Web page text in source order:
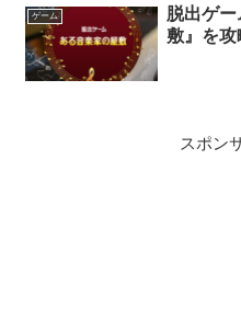
ゲーム
脱出ゲ
敷』を
スポン